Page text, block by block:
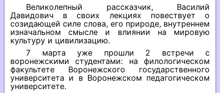
Великолепный рассказчик, Василий
Давидович в своих лекциях повествует о
созидающей силе слова, его природе, внутреннем
изначальном смысле и влиянии на мировую
культуру и цивилизацию.
7 марта уже прошли 2 встречи с
воронежскими студентами: на филологическом
факультете Воронежского государственного
университета и в Воронежском педагогическом
университете.